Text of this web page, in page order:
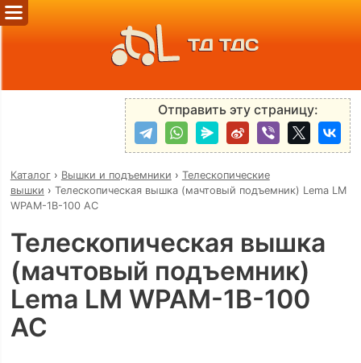
ТД ТДС
Отправить эту страницу:
Каталог› Вышки и подъемники › Телескопические
вышки › Телескопическая вышка (мачтовый подъемник) Lema LM
WPAM-1B-100 AC
Телескопическая вышка
(мачтовый подъемник)
Lema LM WPAM-1B-100
AC